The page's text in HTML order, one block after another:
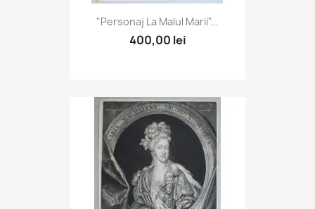
"Personaj La Malul Marii"...
400,00 lei